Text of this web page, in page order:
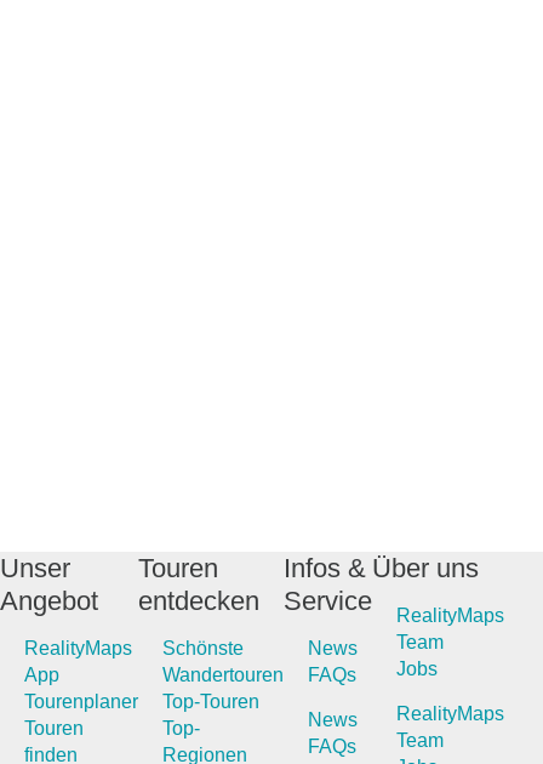
Unser
Angebot
RealityMaps
App
Tourenplaner
Touren
finden
Touren
entdecken
Schönste
Wandertouren
Top-Touren
Top-
Regionen
Infos &
Service
News
FAQs
News
FAQs
Über uns
RealityMaps
Team
Jobs
RealityMaps
Team